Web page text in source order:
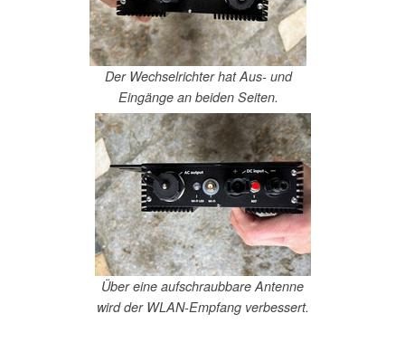
Der Wechselrichter hat Aus- und
Eingänge an beiden Seiten.
Über eine aufschraubbare Antenne
wird der WLAN-Empfang verbessert.